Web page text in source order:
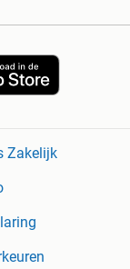
Zakelijk